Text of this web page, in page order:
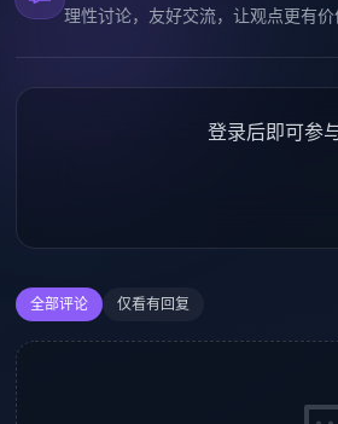
理性讨论，友好交流，让观点更有价
登录后即可参
全部评论 仅看有回复